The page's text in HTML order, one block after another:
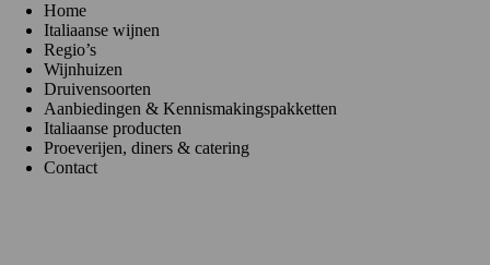
Home
Italiaanse wijnen
Regio’s
Wijnhuizen
Druivensoorten
Aanbiedingen & Kennismakingspakketten
Italiaanse producten
Proeverijen, diners & catering
Contact